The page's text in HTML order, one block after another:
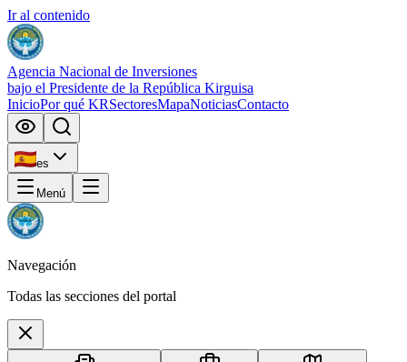
Ir al contenido
Agencia Nacional de Inversiones
bajo el Presidente de la República Kirguisa
InicioPor qué KRSectoresMapaNoticiasContacto
es
Menú
Navegación
Todas las secciones del portal